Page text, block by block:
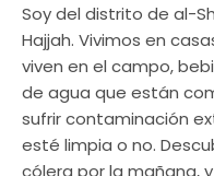
Soy del distrito de al-
Hajjah. Vivimos en
viven en el campo,
de agua que están
sufrir contaminación
esté limpia o no.
cólera por la mañana,